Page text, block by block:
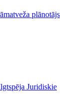
plānotājs
Juridiskie